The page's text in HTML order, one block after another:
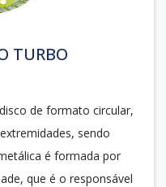
TURBO
de formato circular,
sendo
é formada por
que é o responsável